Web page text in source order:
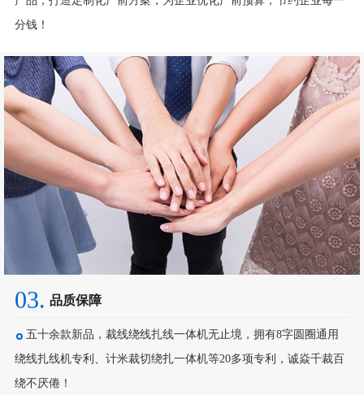
分钱！
03. 品质保障
五十余款新品，裁线绕线扎线一体机无止境，拥有8字圆圈通用
绕线扎线机专利、计米裁切绕扎一体机等20多项专利，诚焱千裁百
绕不厌倦！